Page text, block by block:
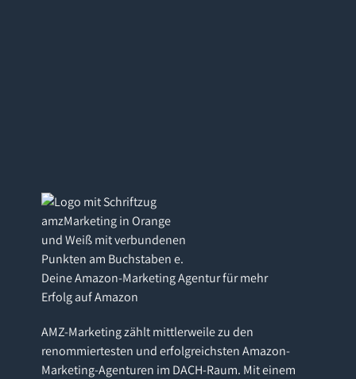
Deine Amazon-Marketing Agentur für mehr
Erfolg auf Amazon
AMZ-Marketing zählt mittlerweile zu den
renommiertesten und erfolgreichsten Amazon-
Marketing-Agenturen im DACH-Raum. Mit einem